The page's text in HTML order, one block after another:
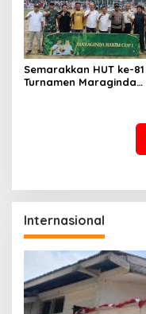
Semarakkan HUT ke-81
Turnamen Maraginda
Internasional